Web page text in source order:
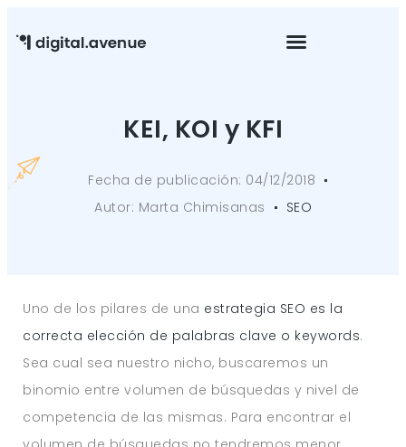
KEI, KOI y KFI
Fecha de publicación: 04/12/2018
Autor: Marta Chimisanas SEO
Uno de los pilares de una estrategia SEO es la
correcta elección de palabras clave o keywords.
Sea cual sea nuestro nicho, buscaremos un
binomio entre volumen de búsquedas y nivel de
competencia de las mismas. Para encontrar el